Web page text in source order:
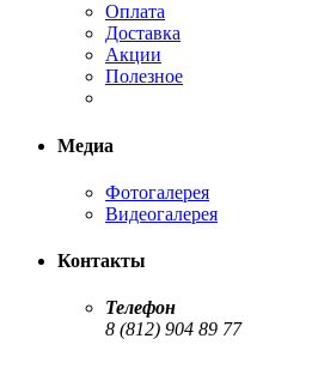
Оплата
Доставка
Акции
Полезное
Медиа
Фотогалерея
Видеогалерея
Контакты
Телефон
8 (812) 904 89 77